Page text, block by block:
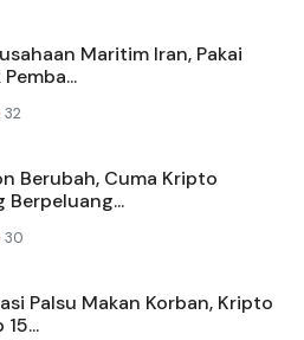
Maritim Iran, Pakai
32
Berubah, Cuma Kripto
30
Palsu Makan Korban, Kripto
15...